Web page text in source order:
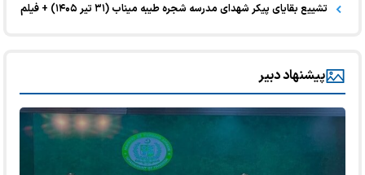
تشییع بقایای پیکر شهدای مدرسه شجره طیبه میناب (۳۱ تیر ۱۴۰۵) + فیلم
پیشنهاد دبیر